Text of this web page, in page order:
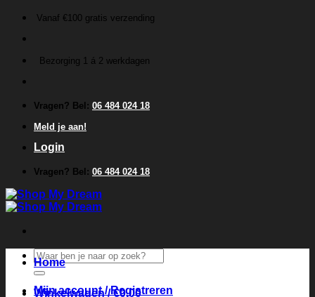
inhoud
Vanaf €100 gratis verzending
Bezorging 1 á 2 werkdagen
Vragen? Bel: 06 484 024 18
Meld je aan!
Login
Vragen? Bel: 06 484 024 18
Zoeken
naar:
Winkelwagen /€0.00
Home
Mijn account / Registreren